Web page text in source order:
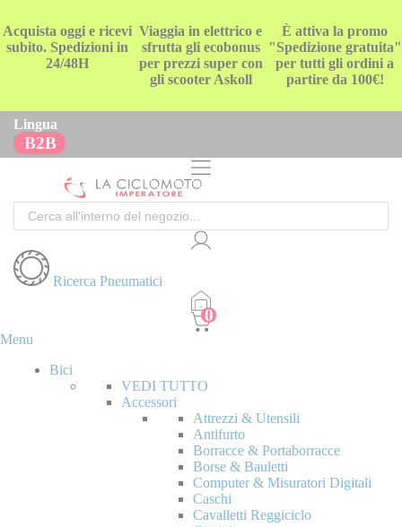
Acquista oggi e ricevi
subito. Spedizioni in
24/48H
Viaggia in elettrico e
sfrutta gli ecobonus
per prezzi super con
gli scooter Askoll
È attiva la promo
"Spedizione gratuita"
per tutti gli ordini a
partire da 100€!
Lingua
B2B
Cerca
Ricerca Pneumatici
Menu
Bici
VEDI TUTTO
Accessori
Attrezzi & Utensili
Antifurto
Borracce & Portaborracce
Borse & Bauletti
Computer & Misuratori Digitali
Caschi
Cavalletti Reggiciclo